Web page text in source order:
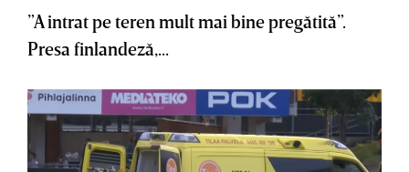
”A intrat pe teren mult mai bine pregătită”.
Presa finlandeză,...